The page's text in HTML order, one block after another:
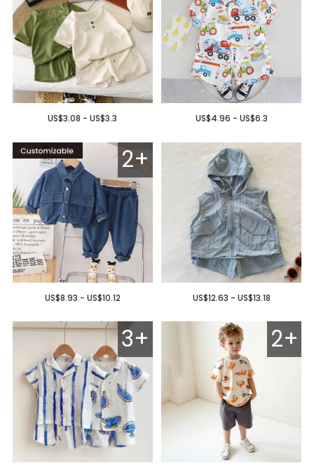
US$3.08 - US$3.3 US$4.96 - US$6.3
2+
US$8.93 - US$10.12 US$12.63 - US$13.18
3+ 2+